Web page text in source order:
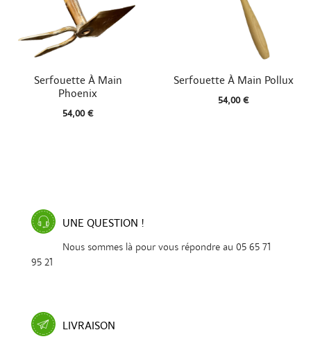
Aperçu rapide
Serfouette À Main
Phoenix
54,00 €
Aperçu rapide
Serfouette À Main Pollux
54,00 €
UNE QUESTION !
Nous sommes là pour vous répondre au 05 65 71
95 21
LIVRAISON